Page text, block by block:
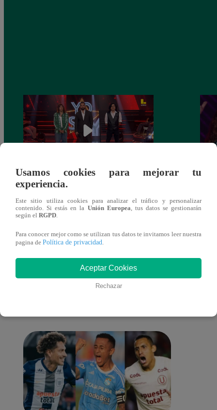
Yo Soy GRANDES BATALLAS: ¡El
Pájaro Gómez venció a Miguel Mateos y
mantuvo su silla de consagrado!
También te puede
Usamos cookies para mejorar tu
experiencia.
Este sitio utiliza cookies para analizar el tráfico y personalizar
contenido. Si estás en la Unión Europea, tus datos se gestionarán
según el RGPD.
Para conocer mejor como se utilizan tus datos te invitamos leer nuestra
pagina de Política de privacidad.
Aceptar Cookies
Rechazar